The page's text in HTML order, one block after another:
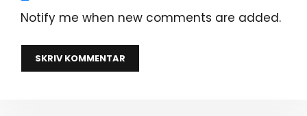
Notify me when new comments are added.